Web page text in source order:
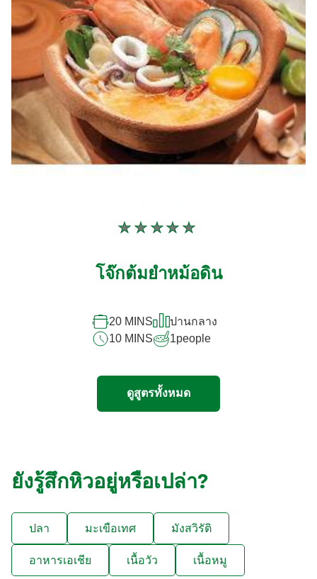
ไม่มี
คะแนน
นี้
โจ๊กต้มยำหม้อดิน
20 MINS
ปานกลาง
10 MINS
1people
ดูสูตรทั้งหมด
ยังรู้สึกหิวอยู่หรือเปล่า?
ปลา มะเขือเทศ มังสวิรัติ
อาหารเอเชีย เนื้อวัว เนื้อหมู